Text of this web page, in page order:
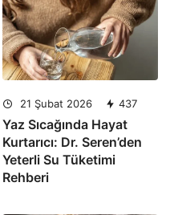
21 Şubat 2026 437
Yaz Sıcağında Hayat
Kurtarıcı: Dr. Seren’den
Yeterli Su Tüketimi
Rehberi